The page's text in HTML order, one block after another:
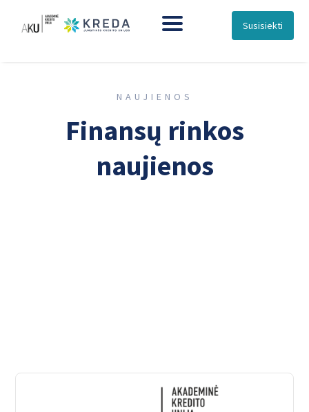
Susisiekti
NAUJIENOS
Finansų rinkos
naujienos